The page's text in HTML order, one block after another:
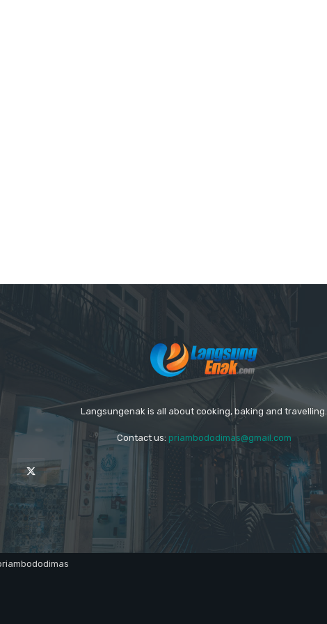
Langsungenak is all about cooking, baking and travelling.
Contact us: priambododimas@gmail.com